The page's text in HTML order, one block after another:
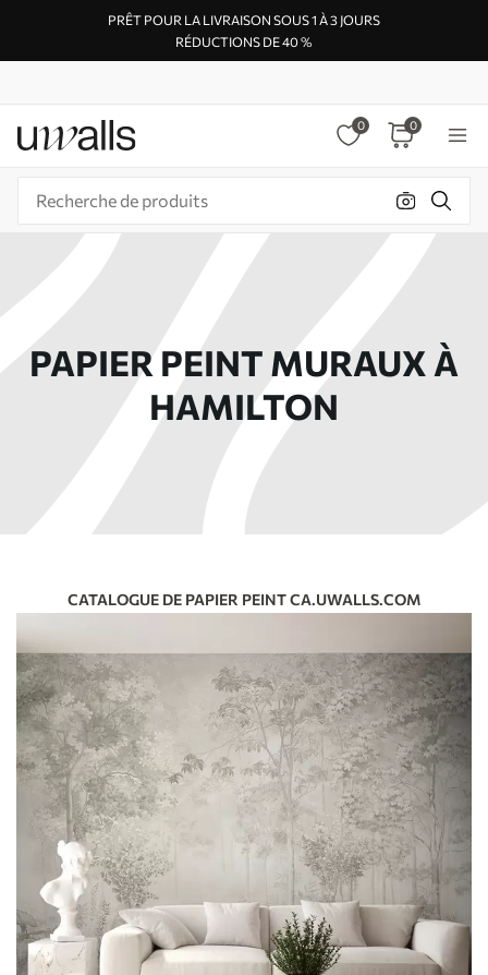
PRÊT POUR LA LIVRAISON SOUS 1 À 3 JOURS
RÉDUCTIONS DE 40 %
0 0
PAPIER PEINT MURAUX À
HAMILTON
CATALOGUE DE PAPIER PEINT CA.UWALLS.COM